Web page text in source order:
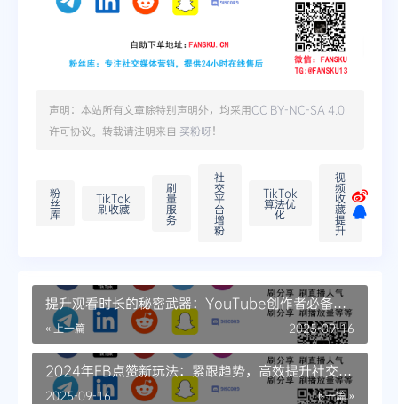
声明：本站所有文章除特别声明外，均采用CC BY-NC-SA 4.0
许可协议。转载请注明来自 买粉呀！
粉
丝
库
TikTok
刷收藏
刷
量
服
务
社
交
平
台
增
粉
TikTok
算法优
化
视
频
收
藏
提
升
提升观看时长的秘密武器：YouTube创作者必备攻
略
« 上一篇 2025-09-16
2024年FB点赞新玩法：紧跟趋势，高效提升社交影
响力
下一篇 »
2025-09-16